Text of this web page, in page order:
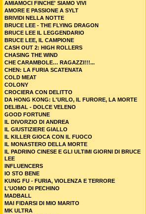
AMIAMOCI FINCHE' SIAMO VIVI
AMORE E PASSIONE A SYLT
BRIVIDI NELLA NOTTE
BRUCE LEE - THE FLYING DRAGON
BRUCE LEE IL LEGGENDARIO
BRUCE LEE, IL CAMPIONE
CASH OUT 2: HIGH ROLLERS
CHASING THE WIND
CHE CARAMBOLE… RAGAZZI!!!...
CHEN: LA FURIA SCATENATA
COLD MEAT
COLONY
CROCIERA CON DELITTO
DA HONG KONG: L'URLO, IL FURORE, LA MORTE
DELIBAL - DOLCE VELENO
GOOD FORTUNE
IL DIVORZIO DI ANDREA
IL GIUSTIZIERE GIALLO
IL KILLER GIOCA CON IL FUOCO
IL MONASTERO DELLA MORTE
IL PADRINO CINESE E GLI ULTIMI GIORNI DI BRUCE
LEE
INFLUENCERS
IO STO BENE
KUNG FU - FURIA, VIOLENZA E TERRORE
L'UOMO DI PECHINO
MADBALL
MAI FIDARSI DI MIO MARITO
MK ULTRA